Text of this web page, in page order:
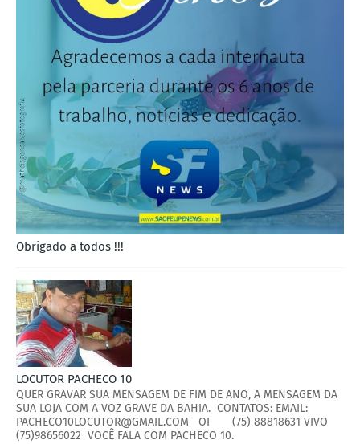
Obrigado a todos !!!
LOCUTOR PACHECO 10
QUER GRAVAR SUA MENSAGEM DE FIM DE ANO, A MENSAGEM DA
SUA LOJA COM A VOZ GRAVE DA BAHIA. CONTATOS: EMAIL:
PACHECO10LOCUTOR@GMAIL.COM OI (75) 88818631 VIVO
(75)98656022 VOCÊ FALA COM PACHECO 10.